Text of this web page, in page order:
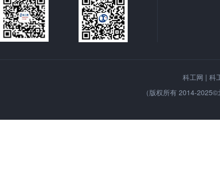
科工网 | 科
（版权所有 2014-